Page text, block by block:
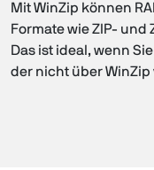
Mit WinZip können
Formate wie ZIP-
Das ist ideal, wenn
der nicht über WinZip